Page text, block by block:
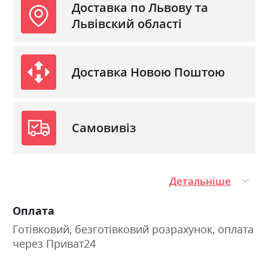
Доставка по Львову та
Львівский області
Доставка Новою Поштою
Самовивіз
Детальніше
Оплата
Готівковий, безготівковий розрахунок, оплата
через Приват24